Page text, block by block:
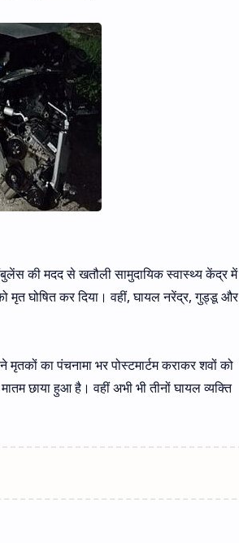
की मदद से खतौली सामुदायिक स्वास्थ्य केंद्र में
मृत घोषित कर दिया। वहीं, घायल नरेंद्र, गुड्डू और
का पंचनामा भर पोस्टमार्टम कराकर शवों को
छाया हुआ है। वहीं अभी भी तीनों घायल व्यक्ति